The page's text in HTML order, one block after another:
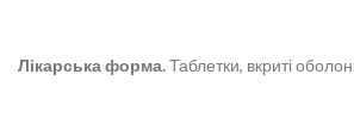
Лікарська форма.Таблетки, вкриті